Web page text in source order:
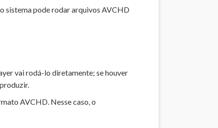
sistema pode rodar arquivos AVCHD
vai rodá-lo diretamente; se houver
AVCHD. Nesse caso, o